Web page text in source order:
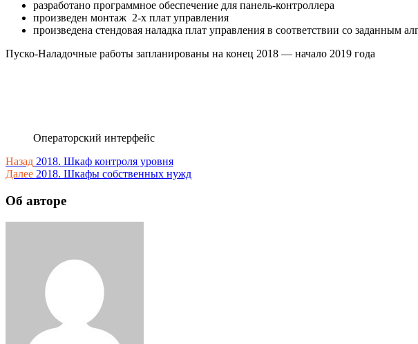
разработано программное обеспечение для панель-контроллера
произведен монтаж 2-х плат управления
произведена стендовая наладка плат управления в соответствии со заданным
Пуско-Наладочные работы запланированы на конец 2018 — начало 2019 года
Операторский интерфейс
Навигация
по
записям
Назад 2018. Шкаф контроля уровня
Далее 2018. Шкафы собственных нужд
Об авторе